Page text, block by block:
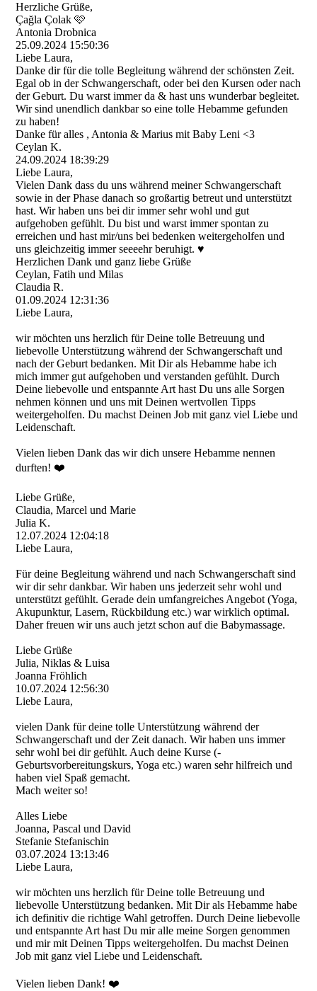
Herzliche Grüße,
Çağla Çolak 🩷
Antonia Drobnica
25.09.2024 15:50:36
Liebe Laura,
Danke dir für die tolle Begleitung während der schönsten Zeit.
Egal ob in der Schwangerschaft, oder bei den Kursen oder nach
der Geburt. Du warst immer da & hast uns wunderbar begleitet.
Wir sind unendlich dankbar so eine tolle Hebamme gefunden
zu haben!
Danke für alles , Antonia & Marius mit Baby Leni <3
Ceylan K.
24.09.2024 18:39:29
Liebe Laura,
Vielen Dank dass du uns während meiner Schwangerschaft
sowie in der Phase danach so großartig betreut und unterstützt
hast. Wir haben uns bei dir immer sehr wohl und gut
aufgehoben gefühlt. Du bist und warst immer spontan zu
erreichen und hast mir/uns bei bedenken weitergeholfen und
uns gleichzeitig immer seeeehr beruhigt. ♥️
Herzlichen Dank und ganz liebe Grüße
Ceylan, Fatih und Milas
Claudia R.
01.09.2024 12:31:36
Liebe Laura,
wir möchten uns herzlich für Deine tolle Betreuung und
liebevolle Unterstützung während der Schwangerschaft und
nach der Geburt bedanken. Mit Dir als Hebamme habe ich
mich immer gut aufgehoben und verstanden gefühlt. Durch
Deine liebevolle und entspannte Art hast Du uns alle Sorgen
nehmen können und uns mit Deinen wertvollen Tipps
weitergeholfen. Du machst Deinen Job mit ganz viel Liebe und
Leidenschaft.
Vielen lieben Dank das wir dich unsere Hebamme nennen
durften! ❤️
Liebe Grüße,
Claudia, Marcel und Marie
Julia K.
12.07.2024 12:04:18
Liebe Laura,
Für deine Begleitung während und nach Schwangerschaft sind
wir dir sehr dankbar. Wir haben uns jederzeit sehr wohl und
unterstützt gefühlt. Gerade dein umfangreiches Angebot (Yoga,
Akupunktur, Lasern, Rückbildung etc.) war wirklich optimal.
Daher freuen wir uns auch jetzt schon auf die Babymassage.
Liebe Grüße
Julia, Niklas & Luisa
Joanna Fröhlich
10.07.2024 12:56:30
Liebe Laura,
vielen Dank für deine tolle Unterstützung während der
Schwangerschaft und der Zeit danach. Wir haben uns immer
sehr wohl bei dir gefühlt. Auch deine Kurse (­
Geburtsvorbereitungskurs­, Yoga etc.) waren sehr hilfreich und
haben viel Spaß gemacht.
Mach weiter so!
Alles Liebe
Joanna, Pascal und David
Stefanie Stefanischin
03.07.2024 13:13:46
Liebe Laura,
wir möchten uns herzlich für Deine tolle Betreuung und
liebevolle Unterstützung bedanken. Mit Dir als Hebamme habe
ich definitiv die richtige Wahl getroffen. Durch Deine liebevolle
und entspannte Art hast Du mir alle meine Sorgen genommen
und mir mit Deinen Tipps weitergeholfen. Du machst Deinen
Job mit ganz viel Liebe und Leidenschaft.
Vielen lieben Dank! ❤️